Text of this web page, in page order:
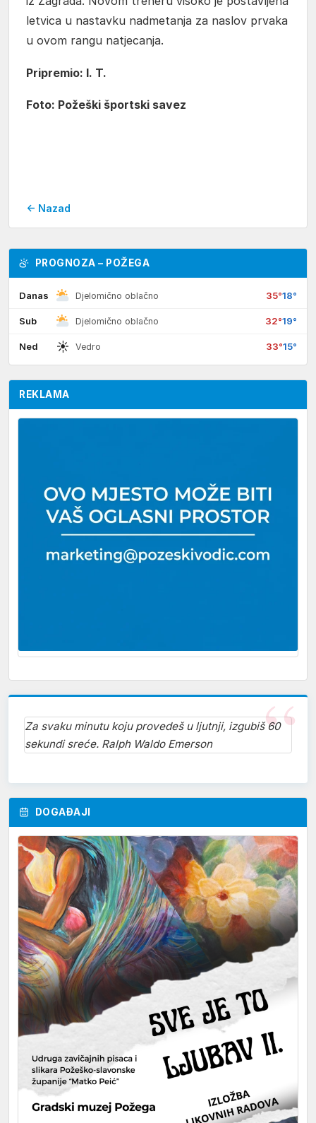
letvica u nastavku nadmetanja za naslov prvaka
u ovom rangu natjecanja.
Pripremio: I. T.
Foto: Požeški športski savez
← Nazad
PROGNOZA – POŽEGA
Danas Djelomično oblačno 35°18°
Sub Djelomično oblačno 32°19°
Ned ☀ Vedro 33°15°
REKLAMA
Za svaku minutu koju provedeš u ljutnji, izgubiš 60
sekundi sreće. Ralph Waldo Emerson
DOGAĐAJI